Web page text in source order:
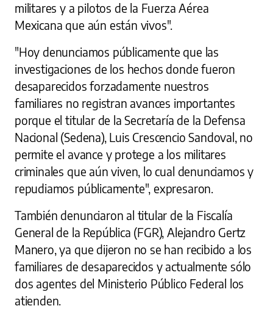
militares y a pilotos de la Fuerza Aérea
Mexicana que aún están vivos".
"Hoy denunciamos públicamente que las
investigaciones de los hechos donde fueron
desaparecidos forzadamente nuestros
familiares no registran avances importantes
porque el titular de la Secretaría de la Defensa
Nacional (Sedena), Luis Crescencio Sandoval, no
permite el avance y protege a los militares
criminales que aún viven, lo cual denunciamos y
repudiamos públicamente", expresaron.
También denunciaron al titular de la Fiscalía
General de la República (FGR), Alejandro Gertz
Manero, ya que dijeron no se han recibido a los
familiares de desaparecidos y actualmente sólo
dos agentes del Ministerio Público Federal los
atienden.